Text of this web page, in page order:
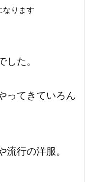
なります
た。
ってきていろん
行の洋服。